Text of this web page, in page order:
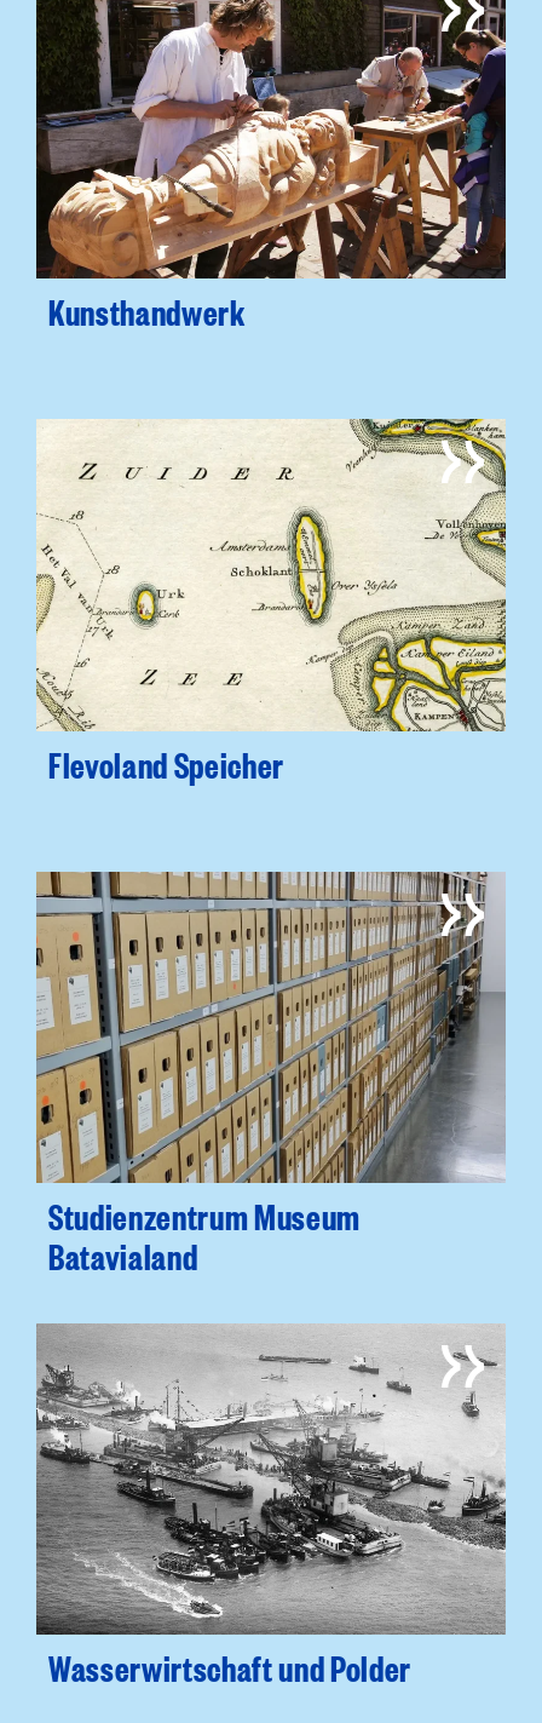
Kunsthandwerk
Flevoland Speicher
Studienzentrum Museum
Batavialand
Wasserwirtschaft und Polder